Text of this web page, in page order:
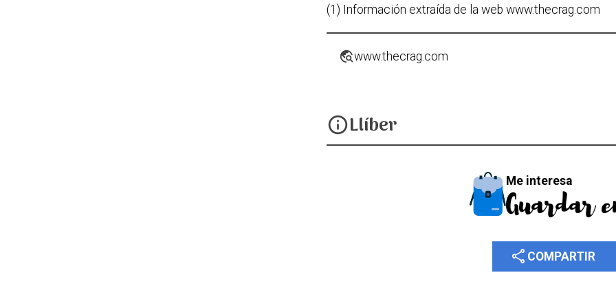
(1) Información extraída de la web www.thecrag.com
travel_explorewww.thecrag.com
infoLlíber
Me interesa
Guardar
share COMPARTIR